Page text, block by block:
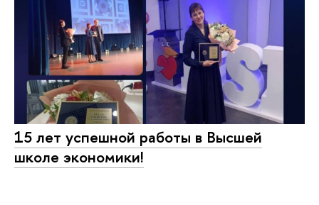
15 лет успешной работы в Высшей
школе экономики!